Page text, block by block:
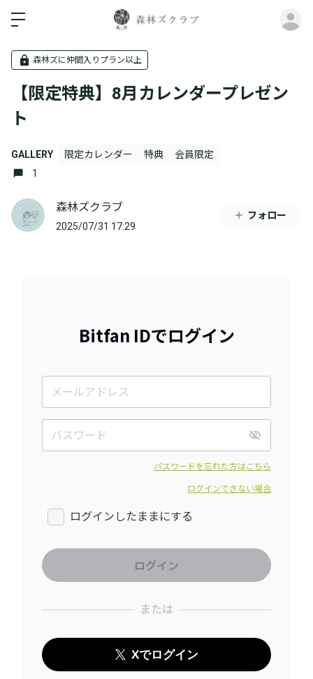
森林ズに仲間入りプラン以上
【限定特典】8月カレンダープレゼン
ト
GALLERY 限定カレンダー 特典
会員限定
1
森林ズクラブ
2025/07/31 17:29
フォロー
Bitfan IDでログイン
パスワードを忘れた方はこちら
ログインできない場合
ログインしたままにする
または
Xでログイン